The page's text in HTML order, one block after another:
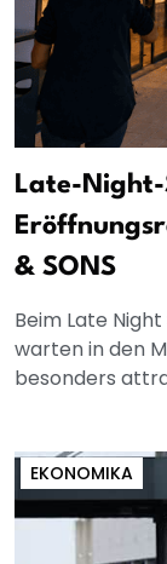
Late-
& SONS
Beim Late
warten in den
besonders
EKONOMIKA